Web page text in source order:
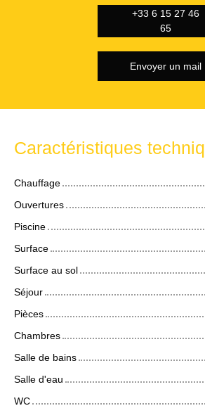
+33 6 15 27 46
65
Envoyer un mail
Caractéristiques
Chauffage
Ouvertures
Piscine
Surface
Surface au sol
Séjour
Pièces
Chambres
Salle de bains
Salle d'eau
WC